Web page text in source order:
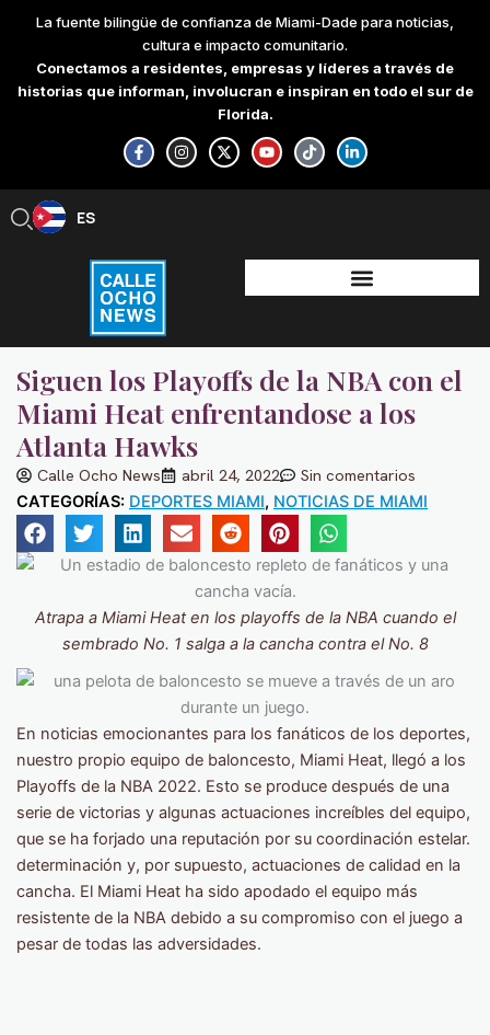
content
La fuente bilingüe de confianza de Miami-Dade para noticias,
cultura e impacto comunitario.
Conectamos a residentes, empresas y líderes a través de
historias que informan, involucran e inspiran en todo el sur de
Florida.
F
a
c
e
-
f
I
n
s
t
X
-
t
w
Y
o
u
t
T
i
k
t
L
i
n
k
-
i
n
ES
EN
Siguen los Playoffs de la NBA con el
Miami Heat enfrentandose a los
Atlanta Hawks
Calle Ocho News abril 24, 2022 Sin comentarios
CATEGORÍAS: DEPORTES MIAMI, NOTICIAS DE MIAMI
Atrapa a Miami Heat en los playoffs de la NBA cuando el
sembrado No. 1 salga a la cancha contra el No. 8
En noticias emocionantes para los fanáticos de los deportes,
nuestro propio equipo de baloncesto, Miami Heat, llegó a los
Playoffs de la NBA 2022. Esto se produce después de una
serie de victorias y algunas actuaciones increíbles del equipo,
que se ha forjado una reputación por su coordinación estelar.
determinación y, por supuesto, actuaciones de calidad en la
cancha. El Miami Heat ha sido apodado el equipo más
resistente de la NBA debido a su compromiso con el juego a
pesar de todas las adversidades.